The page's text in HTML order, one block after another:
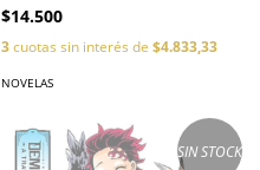
$14.500
3cuotas sin interés de $4.833,33
NOVELAS
SIN STOCK